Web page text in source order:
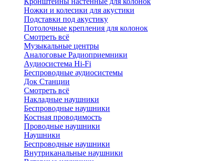
Ножки и колесики для акустики
Подставки под акустику
Потолочные крепления для колонок
Смотреть всё
Музыкальные центры
Аналоговые Радиоприемники
Аудиосистема Hi-Fi
Беспроводные аудиосистемы
Док Станции
Смотреть всё
Накладные наушники
Беспроводные наушники
Костная проводимость
Проводные наушники
Наушники
Беспроводные наушники
Внутриканальные наушники